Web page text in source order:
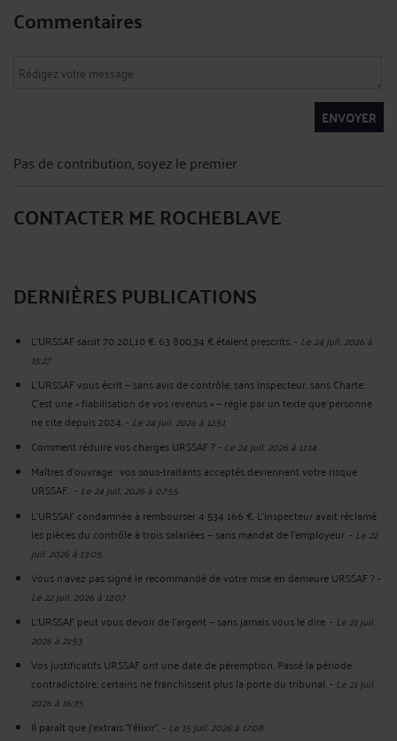
Commentaires
ENVOYER
Pas de contribution, soyez le premier
CONTACTER ME ROCHEBLAVE
DERNIÈRES PUBLICATIONS
L'URSSAF saisit 70 201,10 €. 63 800,34 € étaient prescrits.- Le 24 juil. 2026 à
15:27
L'URSSAF vous écrit — sans avis de contrôle, sans inspecteur, sans Charte.
C'est une « fiabilisation de vos revenus » — régie par un texte que personne
ne cite depuis 2024.- Le 24 juil. 2026 à 12:51
Comment réduire vos charges URSSAF ?- Le 24 juil. 2026 à 11:14
Maîtres d'ouvrage : vos sous-traitants acceptés deviennent votre risque
URSSAF. - Le 24 juil. 2026 à 07:55
L'URSSAF condamnée à rembourser 4 534 166 €. L'inspecteur avait réclamé
les pièces du contrôle à trois salariées — sans mandat de l'employeur.- Le 22
juil. 2026 à 13:05
Vous n'avez pas signé le recommandé de votre mise en demeure URSSAF ?-
Le 22 juil. 2026 à 12:07
L’URSSAF peut vous devoir de l’argent — sans jamais vous le dire.- Le 21 juil.
2026 à 21:53
Vos justificatifs URSSAF ont une date de péremption. Passé la période
contradictoire, certains ne franchissent plus la porte du tribunal.- Le 21 juil.
2026 à 16:35
Il paraît que j'extrais "l'élixir".- Le 15 juil. 2026 à 17:08